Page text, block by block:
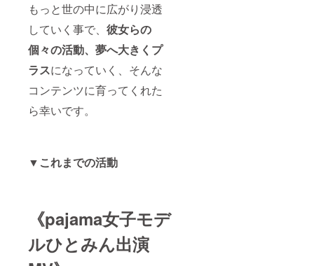
もっと世の中に広がり浸透
していく事で、 彼女らの
個々の活動、夢へ大きくプ
ラスになっていく、そんな
コンテンツに育ってくれた
ら幸いです。
▼これまでの活動
《pajama女子モデ
ルひとみん出演